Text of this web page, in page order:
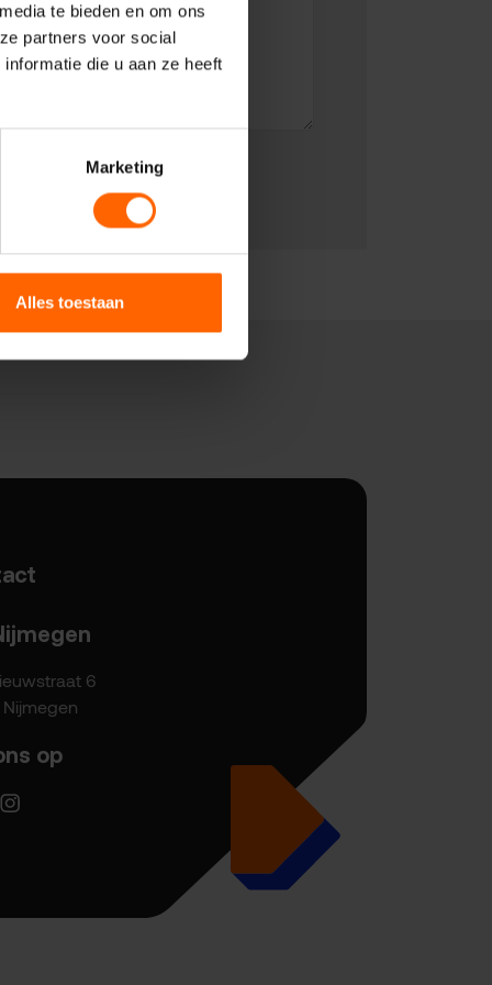
te bieden en om ons
partners voor social
die u aan ze heeft
Marketing
Alles toestaan
6
Nijmegen
op